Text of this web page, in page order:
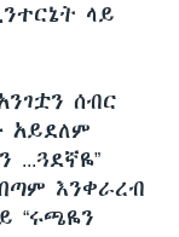
ላይ
ሰብር
አይደለም
...ጓደኛዬ”
እንቀራረብ
“ሩጫዬን